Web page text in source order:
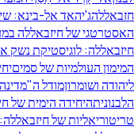
חזבאללהג'יהאד אל-בינא:
האסטרטגי של חיזבאללה
חיזבאללה: לוגיסטיקת נשק
המימון העולמיות של סמים
ליהודה ושומרוןמודל
הלבנוניתהיחידה הימית של
טריטוריאליות של